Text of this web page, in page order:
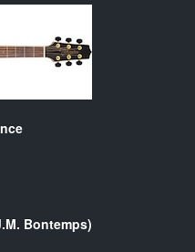
Bontemps)